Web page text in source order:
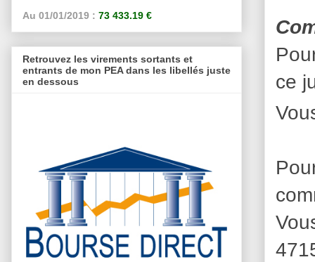
ce
Au 01/01/2019 : 73 433.19 €
Retrouvez les virements sortants et
entrants de mon PEA dans les libellés juste
en dessous